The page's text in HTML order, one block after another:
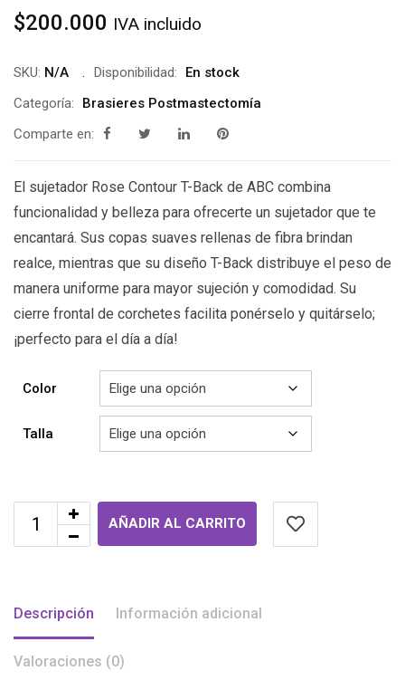
$200.000 IVA incluido
SKU: N/A Disponibilidad:
En stock
Categoría:
Brasieres Postmastectomía
Comparte en:
El sujetador Rose Contour T-Back de ABC combina
funcionalidad y belleza para ofrecerte un sujetador que te
encantará. Sus copas suaves rellenas de fibra brindan
realce, mientras que su diseño T-Back distribuye el peso de
manera uniforme para mayor sujeción y comodidad. Su
cierre frontal de corchetes facilita ponérselo y quitárselo;
¡perfecto para el día a día!
Color
Talla
AÑADIR AL CARRITO
Descripción Información adicional
Valoraciones (0)